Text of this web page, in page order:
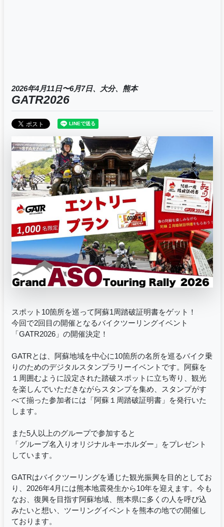
2026年4月11日〜6月7日、大分、熊本
GATR2026
スポット10箇所を巡って阿蘇1周踏破証明書をゲット！
今回で2回目の開催となるバイクツーリングイベント
「GATR2026」の開催決定！
GATRとは、阿蘇地域を中心に10箇所の名所を巡るバイク乗
りのためのデジタルスタンプラリーイベントです。阿蘇を
１周囲むように設定された踏破スポットに立ち寄り、観光
を楽しんでいただきながらスタンプを集め、スタンプがす
べて揃った参加者には「阿蘇１周踏破証明書」を発行いた
します。
また5人以上のグループで参加すると
「グループ名入りオリジナルキーホルダー」をプレゼント
しています。
GATRはバイクツーリングを通じた観光振興を目的としてお
り、2026年4月には熊本地震発生から10年を迎えます。今も
なお、復興を目指す阿蘇地域、熊本県に多くの人を呼び込
みたいと想い、ツーリングイベントを熊本の地での開催し
ております。